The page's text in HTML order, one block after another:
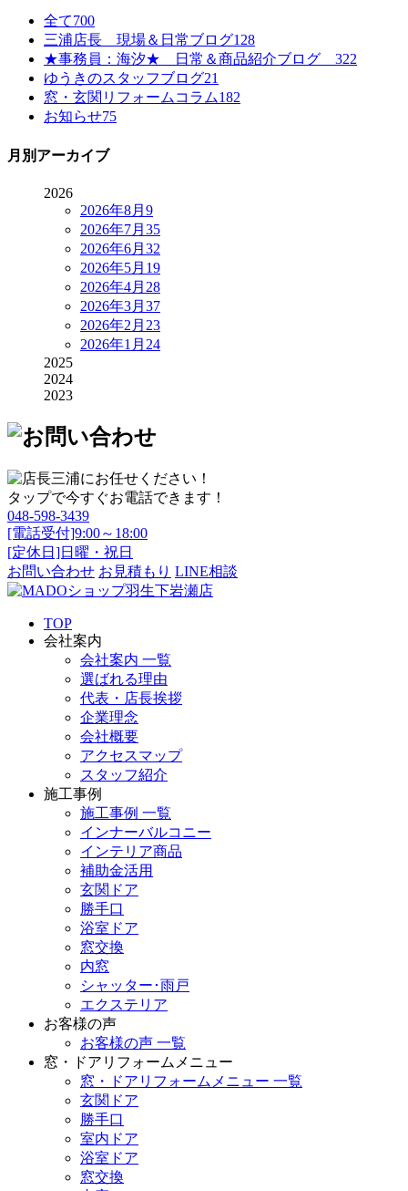
全て700
三浦店長 現場＆日常ブログ128
★事務員：海汐★ 日常＆商品紹介ブログ 322
ゆうきのスタッフブログ21
窓・玄関リフォームコラム182
お知らせ75
月別アーカイブ
2026
2026年8月 9
2026年7月 35
2026年6月 32
2026年5月 19
2026年4月 28
2026年3月 37
2026年2月 23
2026年1月 24
2025
2024
2023
タップで今すぐお電話できます！
048-598-3439
[電話受付]9:00～18:00
[定休日]日曜・祝日
お問い合わせ お見積もり LINE相談
TOP
会社案内
会社案内 一覧
選ばれる理由
代表・店長挨拶
企業理念
会社概要
アクセスマップ
スタッフ紹介
施工事例
施工事例 一覧
インナーバルコニー
インテリア商品
補助金活用
玄関ドア
勝手口
浴室ドア
窓交換
内窓
シャッター･雨戸
エクステリア
お客様の声
お客様の声 一覧
窓・ドアリフォームメニュー
窓・ドアリフォームメニュー 一覧
玄関ドア
勝手口
室内ドア
浴室ドア
窓交換